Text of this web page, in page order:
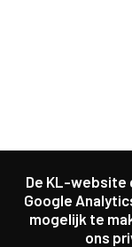
De KL-website
Google
mogelijk te
ons